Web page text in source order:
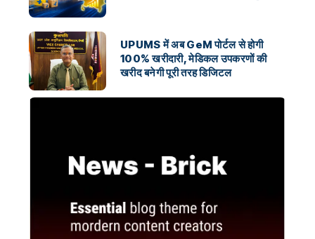
UPUMS में अब GeM पोर्टल से होगी
100% खरीदारी, मेडिकल उपकरणों की
खरीद बनेगी पूरी तरह डिजिटल